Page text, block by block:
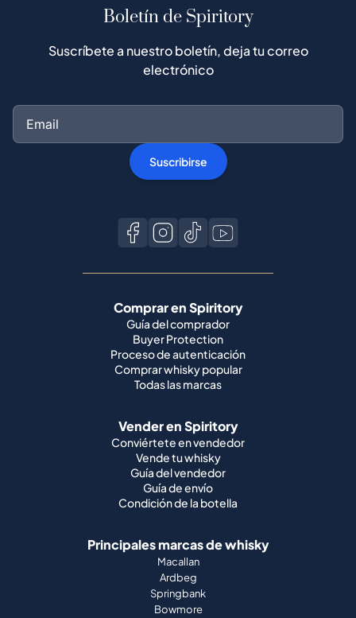
Boletín de Spiritory
Suscríbete a nuestro boletín, deja tu correo
electrónico
Suscribirse
Comprar en Spiritory
Guía del comprador
Buyer Protection
Proceso de autenticación
Comprar whisky popular
Todas las marcas
Vender en Spiritory
Conviértete en vendedor
Vende tu whisky
Guía del vendedor
Guía de envío
Condición de la botella
Principales marcas de whisky
Macallan
Ardbeg
Springbank
Bowmore